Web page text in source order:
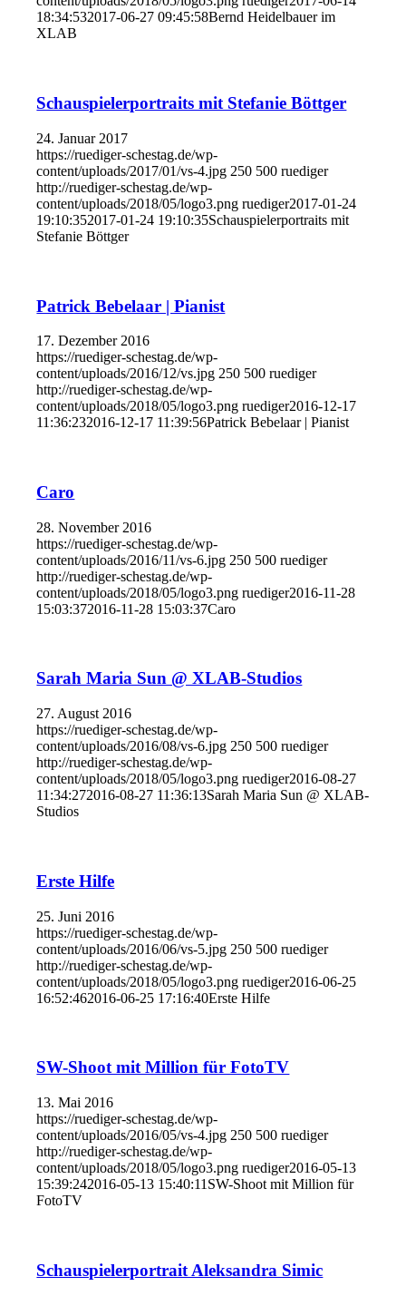
18:34:532017-06-27 09:45:58Bernd Heidelbauer im
XLAB
Schauspielerportraits mit Stefanie Böttger
24. Januar 2017
https://ruediger-schestag.de/wp-
content/uploads/2017/01/vs-4.jpg 250 500 ruediger
http://ruediger-schestag.de/wp-
content/uploads/2018/05/logo3.png ruediger2017-01-24
19:10:352017-01-24 19:10:35Schauspielerportraits mit
Stefanie Böttger
Patrick Bebelaar | Pianist
17. Dezember 2016
https://ruediger-schestag.de/wp-
content/uploads/2016/12/vs.jpg 250 500 ruediger
http://ruediger-schestag.de/wp-
content/uploads/2018/05/logo3.png ruediger2016-12-17
11:36:232016-12-17 11:39:56Patrick Bebelaar | Pianist
Caro
28. November 2016
https://ruediger-schestag.de/wp-
content/uploads/2016/11/vs-6.jpg 250 500 ruediger
http://ruediger-schestag.de/wp-
content/uploads/2018/05/logo3.png ruediger2016-11-28
15:03:372016-11-28 15:03:37Caro
Sarah Maria Sun @ XLAB-Studios
27. August 2016
https://ruediger-schestag.de/wp-
content/uploads/2016/08/vs-6.jpg 250 500 ruediger
http://ruediger-schestag.de/wp-
content/uploads/2018/05/logo3.png ruediger2016-08-27
11:34:272016-08-27 11:36:13Sarah Maria Sun @ XLAB-
Studios
Erste Hilfe
25. Juni 2016
https://ruediger-schestag.de/wp-
content/uploads/2016/06/vs-5.jpg 250 500 ruediger
http://ruediger-schestag.de/wp-
content/uploads/2018/05/logo3.png ruediger2016-06-25
16:52:462016-06-25 17:16:40Erste Hilfe
SW-Shoot mit Million für FotoTV
13. Mai 2016
https://ruediger-schestag.de/wp-
content/uploads/2016/05/vs-4.jpg 250 500 ruediger
http://ruediger-schestag.de/wp-
content/uploads/2018/05/logo3.png ruediger2016-05-13
15:39:242016-05-13 15:40:11 SW-Shoot mit Million für
FotoTV
Schauspielerportrait Aleksandra Simic